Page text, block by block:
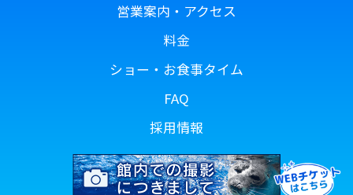
営業案内・アクセス
料金
ショー・お食事タイム
FAQ
採用情報